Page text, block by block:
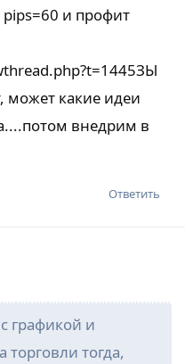
pips=60 и профит
ЗЫ
может какие идеи
внедрим в
Ответить
графикой и
тогда,